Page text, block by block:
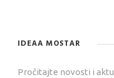
IDEAA MOSTAR
Pročitajte novosti i